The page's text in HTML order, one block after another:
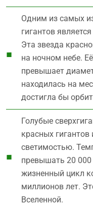
Одним из самых
гигантов
Эта звезда
на ночном небе.
превышает
находилась на
достигла бы
Голубые
красных
светимостью.
превышать 20
жизненный цикл
миллионов лет.
Вселенной.